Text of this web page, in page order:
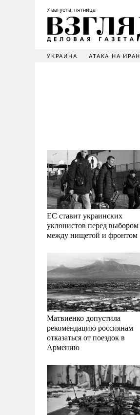
7 августа, пятница
УКРАИНА АТАКА НА ИРАН
ЕС ставит украинских
уклонистов перед выбором
между нищетой и фронтом
Матвиенко допустила
рекомендацию россиянам
отказаться от поездок в
Армению